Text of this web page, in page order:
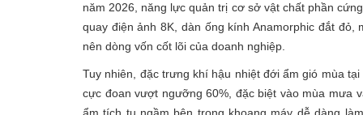
năm 2026, năng lực quản trị cơ sở vật chất phần
quay điện ảnh 8K, dàn ống kính Anamorphic đắt
nên dòng vốn cốt lõi của doanh nghiệp.
Tuy nhiên, đặc trưng khí hậu nhiệt đới ẩm gió mùa
cực đoan vượt ngưỡng 60%, đặc biệt vào mùa mưa